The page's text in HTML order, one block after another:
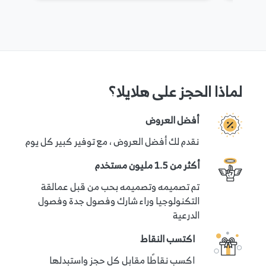
8 فصول - مجموعة
1500 ريال سعودي.
يرجى ملاحظة أن الأسعار المشار إليها هنا قد تتغير بناءً
على متطلبات مزود الخدمة.
يتم الدفع عبر الإنترنت عبر بوابة الدفع الآمنة لهلا يلا.
لماذا الحجز على هلايلا؟
أفضل العروض
نقدم لك أفضل العروض ، مع توفير كبير كل يوم
أكثر من 1.5 مليون مستخدم
تم تصميمه وتصميمه بحب من قبل عمالقة
التكنولوجيا وراء شارك وفصول جدة وفصول
الدرعية
اكتسب النقاط
اكسب نقاطًا مقابل كل حجز واستبدلها